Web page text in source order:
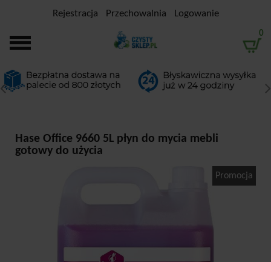
Rejestracja Przechowalnia Logowanie
0
Hase Office 9660 5L płyn do mycia mebli
gotowy do użycia
Promocja